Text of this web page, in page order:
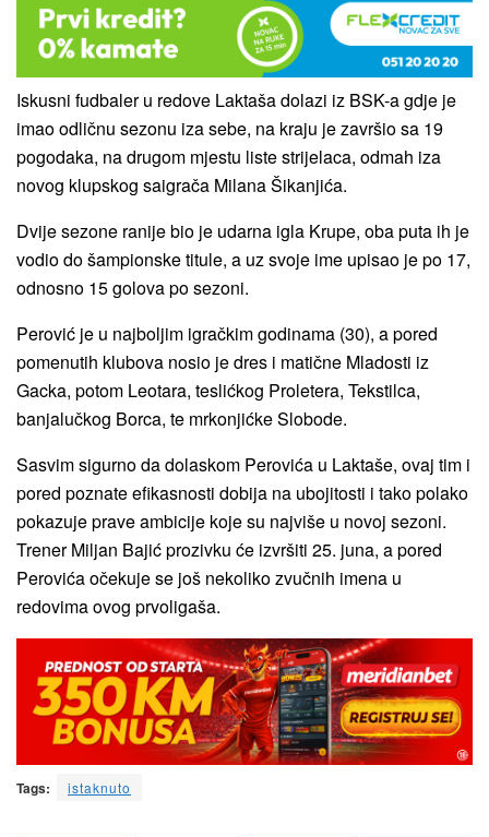
Iskusni fudbaler u redove Laktaša dolazi iz BSK-a gdje je
imao odličnu sezonu iza sebe, na kraju je završio sa 19
pogodaka, na drugom mjestu liste strijelaca, odmah iza
novog klupskog saigrača Milana Šikanjića.
Dvije sezone ranije bio je udarna igla Krupe, oba puta ih je
vodio do šampionske titule, a uz svoje ime upisao je po 17,
odnosno 15 golova po sezoni.
Perović je u najboljim igračkim godinama (30), a pored
pomenutih klubova nosio je dres i matične Mladosti iz
Gacka, potom Leotara, teslićkog Proletera, Tekstilca,
banjalučkog Borca, te mrkonjićke Slobode.
Sasvim sigurno da dolaskom Perovića u Laktaše, ovaj tim i
pored poznate efikasnosti dobija na ubojitosti i tako polako
pokazuje prave ambicije koje su najviše u novoj sezoni.
Trener Miljan Bajić prozivku će izvršiti 25. juna, a pored
Perovića očekuje se još nekoliko zvučnih imena u
redovima ovog prvoligaša.
Tags: istaknuto